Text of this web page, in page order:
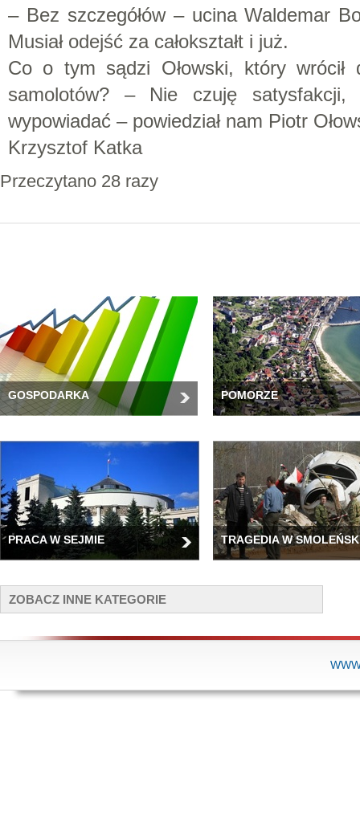
– Bez szczegółów – ucina Waldemar
Musiał odejść za całokształt i już.
Co o tym sądzi Ołowski, który wrócił
samolotów? – Nie czuję
wypowiadać – powiedział nam Piotr
Krzysztof Katka
Przeczytano 28 razy
GOSPODARKA POMORZE
PRACA W SEJMIE TRAGEDIA W
ZOBACZ INNE KATEGORIE